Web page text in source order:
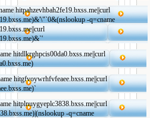
hitpahzevhbah2fe19.bxss.me||curl
-q=cname
hitdlkrghpcis00da0.bxss.me||curl
hitgfvoywrhfvfeaee.bxss.me||curl
hitplnuygyeplc3838.bxss.me||curl
-q=cname